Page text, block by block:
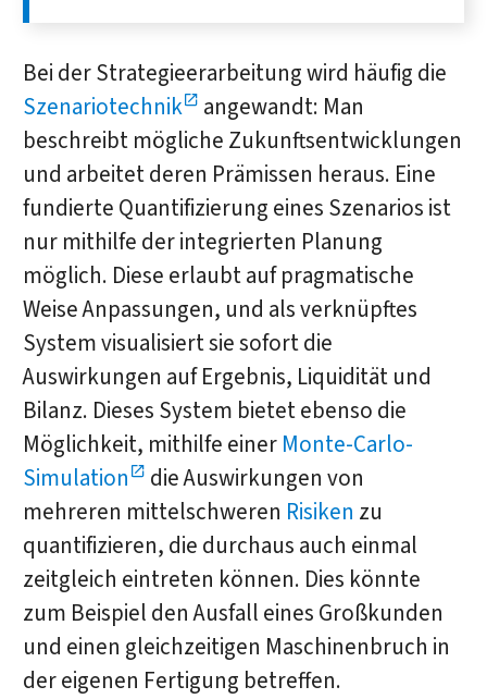
Bei der Strategieerarbeitung wird häufig die
Szenariotechnik
angewandt: Man
beschreibt mögliche Zukunftsentwicklungen
und arbeitet deren Prämissen heraus. Eine
fundierte Quantifizierung eines Szenarios ist
nur mithilfe der integrierten Planung
möglich. Diese erlaubt auf pragmatische
Weise Anpassungen, und als verknüpftes
System visualisiert sie sofort die
Auswirkungen auf Ergebnis, Liquidität und
Bilanz. Dieses System bietet ebenso die
Möglichkeit, mithilfe einer Monte-Carlo-
Simulation
die Auswirkungen von
mehreren mittelschweren Risiken zu
quantifizieren, die durchaus auch einmal
zeitgleich eintreten können. Dies könnte
zum Beispiel den Ausfall eines Großkunden
und einen gleichzeitigen Maschinenbruch in
der eigenen Fertigung betreffen.